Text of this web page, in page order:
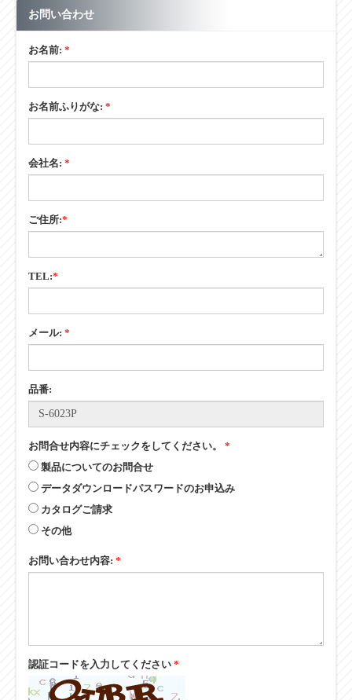
（ｔ）
軸長（mm）
パイプ
【標準軸仕様】
STKM11A
めっき
・単位：mm
・フリーサイズとはローラ幅Wが50とび以外を指し、〇印の場
合違うサイズの製作が可能です。
お問い合わせ
お名前: *
お名前ふりがな: *
会社名: *
ご住所:*
TEL:*
メール: *
品番:
お問合せ内容にチェックをしてください。 *
製品についてのお問合せ
データダウンロードパスワードのお申込み
カタログご請求
その他
お問い合わせ内容: *
認証コードを入力してください *